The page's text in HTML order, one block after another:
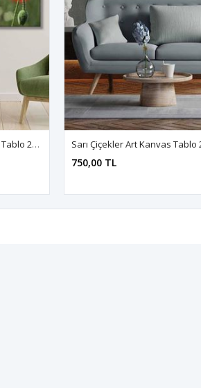
Yeni Açan Lale Çiçeği Art Kanvas Tablo 2221792 Sarı Çiçekler Art Kanvas Tablo
750,00 TL